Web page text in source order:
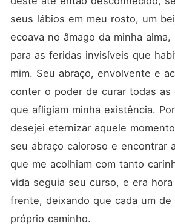
seus lábios em meu rosto, um
ecoava no âmago da minha alma,
para as feridas invisíveis que
mim. Seu abraço, envolvente e
conter o poder de curar todas as
que afligiam minha existência.
desejei eternizar aquele
seu abraço caloroso e encontrar
que me acolhiam com tanto
vida seguia seu curso, e era
frente, deixando que cada um
próprio caminho.